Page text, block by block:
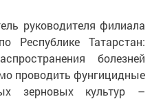
руководителя филиала
Республике Татарстан:
болезней
проводить фунгицидные
зерновых культур –